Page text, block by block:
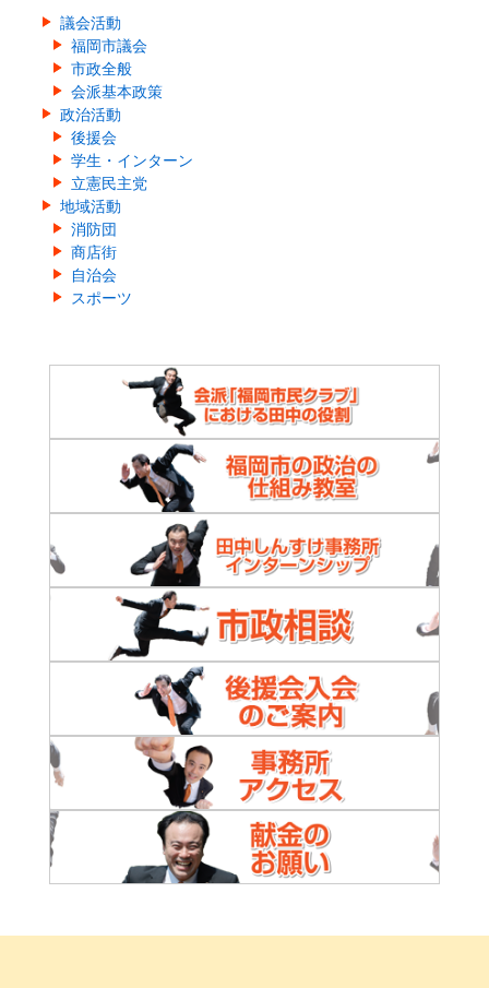
議会活動
福岡市議会
市政全般
会派基本政策
政治活動
後援会
学生・インターン
立憲民主党
地域活動
消防団
商店街
自治会
スポーツ